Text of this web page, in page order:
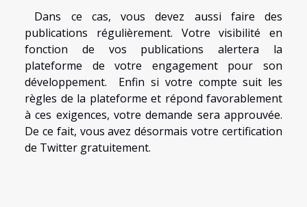
Dans ce cas, vous devez aussi faire des
publications régulièrement. Votre visibilité en
fonction de vos publications alertera la
plateforme de votre engagement pour son
développement. Enfin si votre compte suit les
règles de la plateforme et répond favorablement
à ces exigences, votre demande sera approuvée.
De ce fait, vous avez désormais votre certification
de Twitter gratuitement.